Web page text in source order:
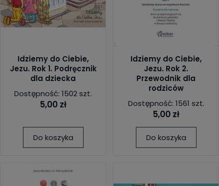
Idziemy do Ciebie,
Jezu. Rok 1. Podręcznik
dla dziecka
Dostępność: 1502 szt.
5,00 zł
Do koszyka
Idziemy do Ciebie,
Jezu. Rok 2.
Przewodnik dla
rodziców
Dostępność: 1561 szt.
5,00 zł
Do koszyka